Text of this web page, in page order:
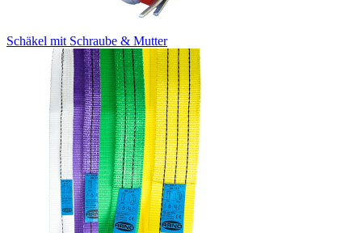
Schäkel mit Schraube & Mutter